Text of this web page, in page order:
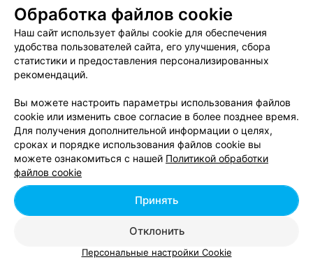
Детский маникюр+ покрытие лаком opi (до 12
лет)
Детский маникюр+покрытие прозрачным лаком
(до 12 лет)
от 15 руб.
Добавить компанию
Обработка файлов cookie
Наш сайт использует файлы cookie для обеспечения
удобства пользователей сайта, его улучшения, сбора
статистики и предоставления персонализированных
рекомендаций.
Вы можете настроить параметры использования файлов
cookie или изменить свое согласие в более позднее время.
Для получения дополнительной информации о целях,
сроках и порядке использования файлов cookie вы
можете ознакомиться с нашей Политикой обработки
файлов cookie
Отклонить
Принять
Персональные настройки Cookie